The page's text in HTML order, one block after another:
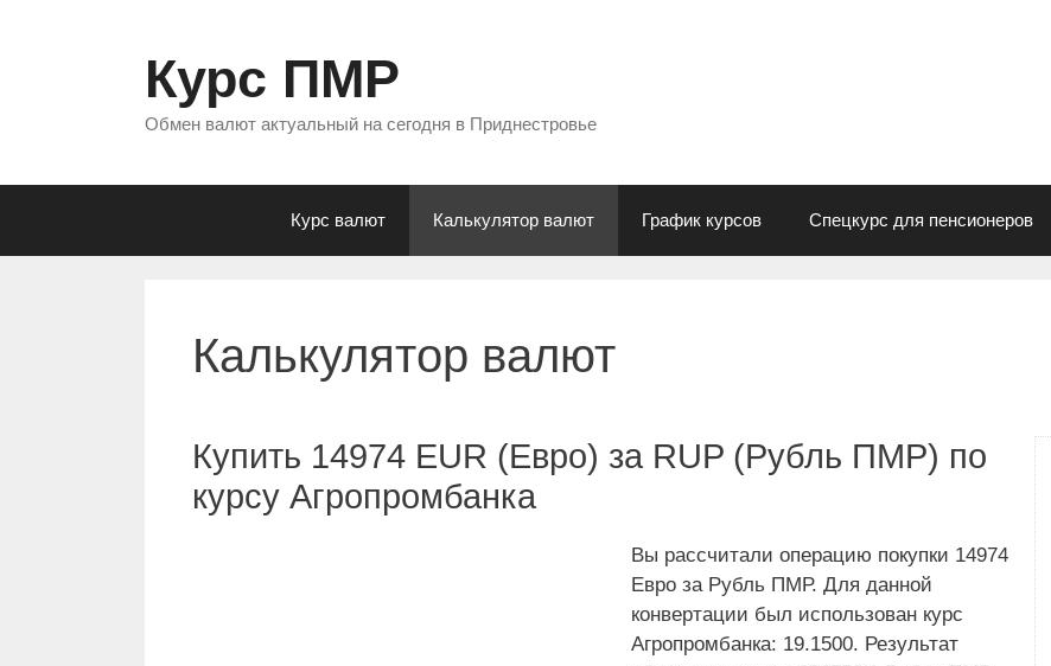
Курс ПМР
Обмен валют актуальный на сегодня в Приднестровье
Курс валют Калькулятор валют График курсов Спецкурс для пенсионеров
Калькулятор валют
Купить 14974 EUR (Евро) за RUP (Рубль ПМР) по
курсу Агропромбанка
Вы рассчитали операцию покупки 14974
Евро за Рубль ПМР. Для данной
конвертации был использован курс
Агропромбанка: 19.1500. Результат